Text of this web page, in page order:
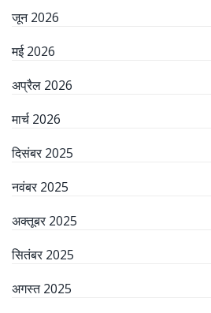
जून 2026
मई 2026
अप्रैल 2026
मार्च 2026
दिसंबर 2025
नवंबर 2025
अक्तूबर 2025
सितंबर 2025
अगस्त 2025